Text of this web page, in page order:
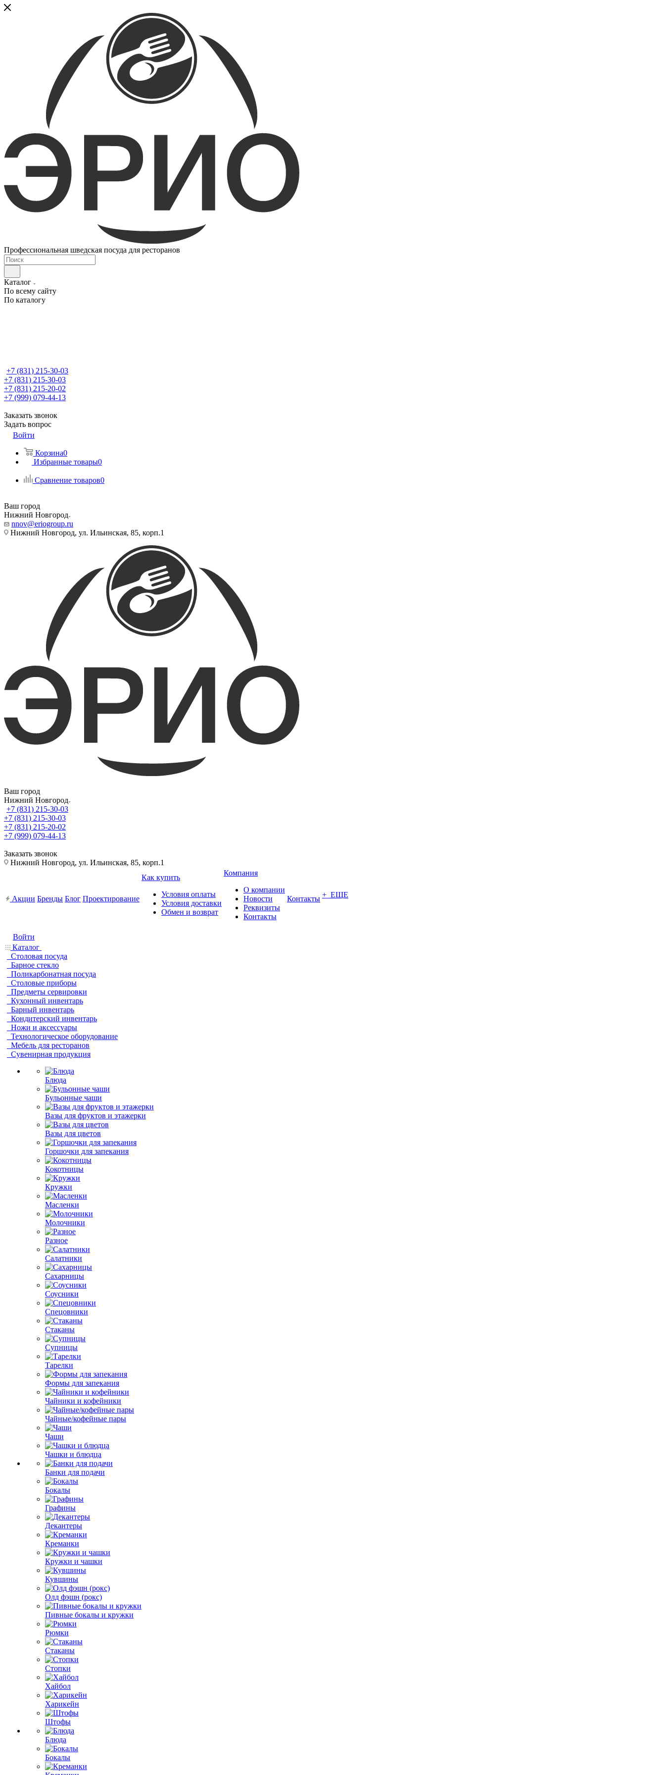
Профессиональная шведская посуда для ресторанов
Каталог
По всему сайту
По каталогу
+7 (831) 215-30-03
+7 (831) 215-30-03
+7 (831) 215-20-02
+7 (999) 079-44-13
Заказать звонок
Задать вопрос
Войти
Корзина0
Избранные товары0
Сравнение товаров0
Ваш город
Нижний Новгород
nnov@eriogroup.ru
Нижний Новгород, ул. Ильинская, 85, корп.1
Ваш город
Нижний Новгород
+7 (831) 215-30-03
+7 (831) 215-30-03
+7 (831) 215-20-02
+7 (999) 079-44-13
Заказать звонок
Нижний Новгород, ул. Ильинская, 85, корп.1
Акции Бренды Блог Проектирование
Как купить
Условия оплаты
Условия доставки
Обмен и возврат
Компания
О компании
Новости
Реквизиты
Контакты
Контакты + ЕЩЕ
Войти
Каталог
Столовая посуда
Барное стекло
Поликарбонатная посуда
Столовые приборы
Предметы сервировки
Кухонный инвентарь
Барный инвентарь
Кондитерский инвентарь
Ножи и аксессуары
Технологическое оборудование
Мебель для ресторанов
Сувенирная продукция
Блюда
Бульонные чаши
Вазы для фруктов и этажерки
Вазы для цветов
Горшочки для запекания
Кокотницы
Кружки
Масленки
Молочники
Разное
Салатники
Сахарницы
Соусники
Спецовники
Стаканы
Супницы
Тарелки
Формы для запекания
Чайники и кофейники
Чайные/кофейные пары
Чаши
Чашки и блюдца
Банки для подачи
Бокалы
Графины
Декантеры
Креманки
Кружки и чашки
Кувшины
Олд фэшн (рокс)
Пивные бокалы и кружки
Рюмки
Стаканы
Стопки
Хайбол
Харикейн
Штофы
Блюда
Бокалы